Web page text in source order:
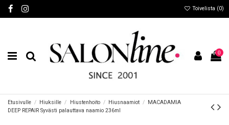
Toivelista (0)
0
Etusivulle Hiuksille Hiustenhoito Hiusnaamiot
MACADAMIA
DEEP REPAIR Syvästi palauttava naamio 236ml